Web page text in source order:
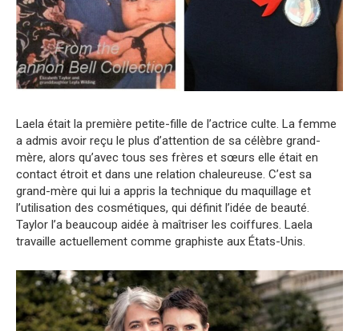
Laela était la première petite-fille de l’actrice culte. La femme
a admis avoir reçu le plus d’attention de sa célèbre grand-
mère, alors qu’avec tous ses frères et sœurs elle était en
contact étroit et dans une relation chaleureuse. C’est sa
grand-mère qui lui a appris la technique du maquillage et
l’utilisation des cosmétiques, qui définit l’idée de beauté.
Taylor l’a beaucoup aidée à maîtriser les coiffures. Laela
travaille actuellement comme graphiste aux États-Unis.